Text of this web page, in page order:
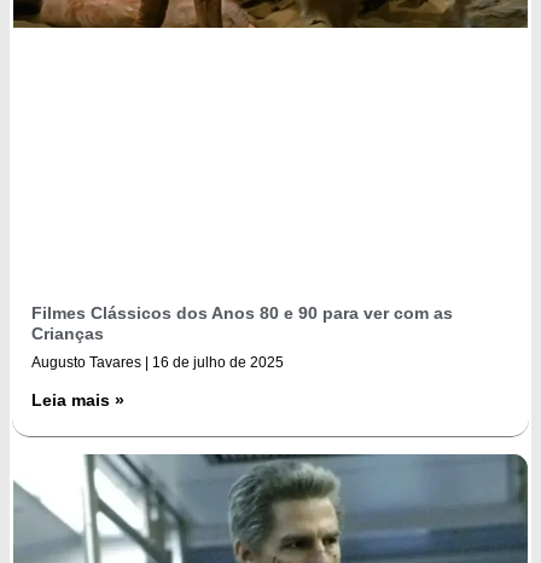
Filmes Clássicos dos Anos 80 e 90 para ver com as
Crianças
Augusto Tavares 16 de julho de 2025
Leia mais »